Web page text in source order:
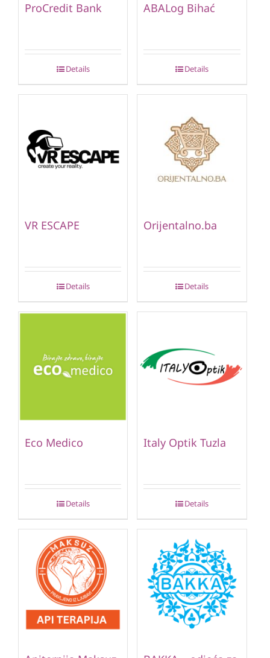
ProCredit Bank
Details
ABALog Bihać
Details
VR ESCAPE
Details
Orijentalno.ba
Details
Eco Medico
Details
Italy Optik Tuzla
Details